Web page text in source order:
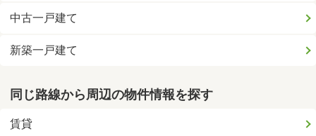
中古一戸建て
新築一戸建て
同じ路線から周辺の物件情報を探す
賃貸